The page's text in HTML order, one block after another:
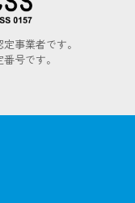
事業者です。
号です。